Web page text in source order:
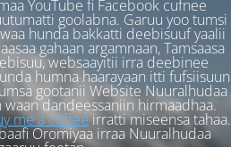
YouTube fi Facebook cufnee
goolabna. Garuu yoo tumsi
hunda bakkatti deebisuuf yaalii
gahaan argamnaan, Tamsaasa
websaayitii irra deebinee
humna haarayaan itti fufsiisuun
gootanii Website Nuuralhudaa
dandeessaniin hirmaadhaa.
me a coffeeirratti miseensa tahaa.
Oromiyaa irraa Nuuralhudaa